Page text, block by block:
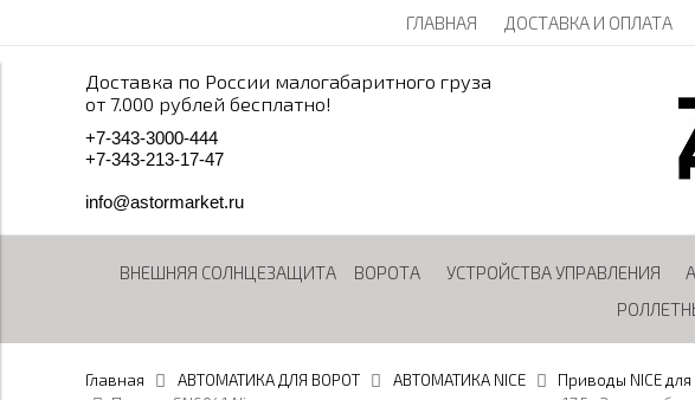
ГЛАВНАЯ ДОСТАВКА И ОПЛАТА
Доставка по России малогабаритного груза
от 7.000 рублей бесплатно!
+7-343-3000-444
+7-343-213-17-47
info@astormarket.ru
ВНЕШНЯЯ СОЛНЦЕЗАЩИТА ВОРОТА УСТРОЙСТВА УПРАВЛЕНИЯ
Главная АВТОМАТИКА ДЛЯ ВОРОТ АВТОМАТИКА NICE
Приводы NICE